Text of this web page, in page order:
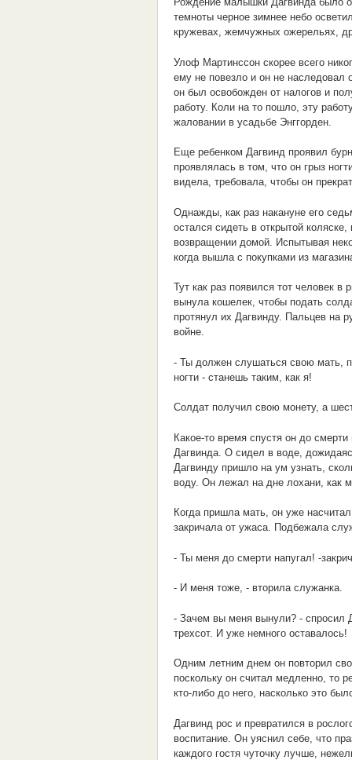
темноты черное зимнее небо
кружевах, жемчужных ожерельях,
Улоф Мартинссон скорее всего
ему не повезло и он не наследовал
он был освобожден от налогов и
работу. Коли на то пошло, эту
жаловании в усадьбе Энггорден.
Еще ребенком Дагвинд проявил
проявлялась в том, что он грыз
видела, требовала, чтобы он
Однажды, как раз накануне его
остался сидеть в открытой
возвращении домой. Испытывая
когда вышла с покупками из
Тут как раз появился тот человек
вынула кошелек, чтобы подать
протянул их Дагвинду. Пальцев на
войне.
- Ты должен слушаться свою мать,
ногти - станешь таким, как я!
Солдат получил свою монету, а
Какое-то время спустя он до
Дагвинда. О сидел в воде,
Дагвинду пришло на ум узнать,
воду. Он лежал на дне лохани, как
Когда пришла мать, он уже
закричала от ужаса. Подбежала
- Ты меня до смерти напугал! -
- И меня тоже, - вторила служанка.
- Зачем вы меня вынули? - спросил
трехсот. И уже немного оставалось!
Одним летним днем он повторил
поскольку он считал медленно, то
кто-либо до него, насколько это
Дагвинд рос и превратился в
воспитание. Он уяснил себе, что
каждого гостя чуточку лучше,